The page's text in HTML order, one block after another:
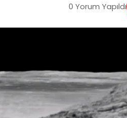
0 Yorum Yapıldı